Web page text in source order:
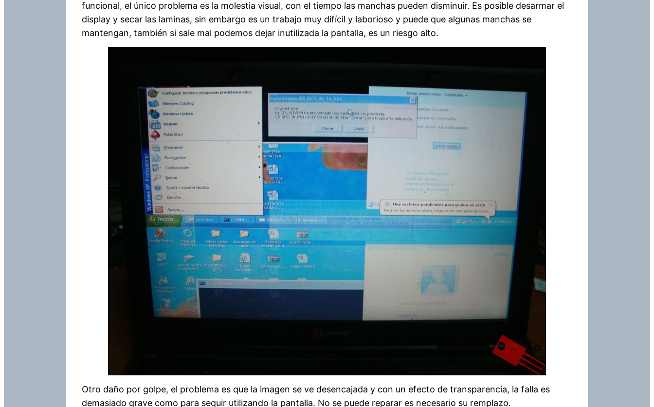
funcional, el único problema es la molestia visual, con el tiempo las manchas pueden disminuir. Es posible desarmar el
display y secar las laminas, sin embargo es un trabajo muy difícil y laborioso y puede que algunas manchas se
mantengan, también si sale mal podemos dejar inutilizada la pantalla, es un riesgo alto.
Otro daño por golpe, el problema es que la imagen se ve desencajada y con un efecto de transparencia, la falla es
demasiado grave como para seguir utilizando la pantalla. No se puede reparar es necesario su remplazo.